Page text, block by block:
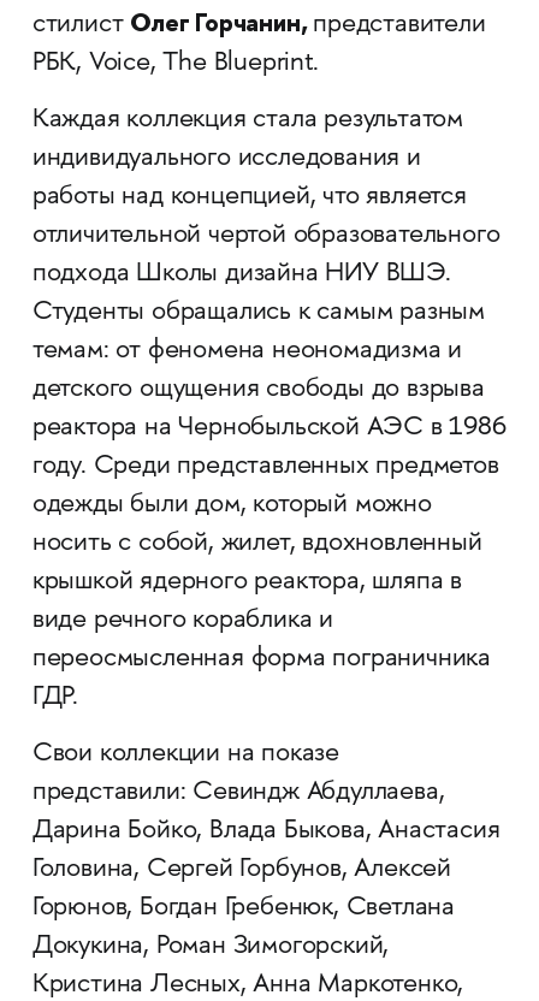
стилист Олег Горчанин, представители
РБК, Voice, The Blueprint.
Каждая коллекция стала результатом
индивидуального исследования и
работы над концепцией, что является
отличительной чертой образовательного
подхода Школы дизайна НИУ ВШЭ.
Студенты обращались к самым разным
темам: от феномена неономадизма и
детского ощущения свободы до взрыва
реактора на Чернобыльской АЭС в 1986
году. Среди представленных предметов
одежды были дом, который можно
носить с собой, жилет, вдохновленный
крышкой ядерного реактора, шляпа в
виде речного кораблика и
переосмысленная форма пограничника
ГДР.
Свои коллекции на показе
представили: Севиндж Абдуллаева,
Дарина Бойко, Влада Быкова, Анастасия
Головина, Сергей Горбунов, Алексей
Горюнов, Богдан Гребенюк, Светлана
Докукина, Роман Зимогорский,
Кристина Лесных, Анна Маркотенко,